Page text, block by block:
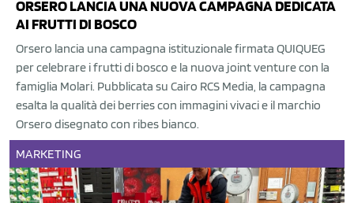
ORSERO LANCIA UNA NUOVA CAMPAGNA DEDICATA
AI FRUTTI DI BOSCO
Orsero lancia una campagna istituzionale firmata QUIQUEG
per celebrare i frutti di bosco e la nuova joint venture con la
famiglia Molari. Pubblicata su Cairo RCS Media, la campagna
esalta la qualità dei berries con immagini vivaci e il marchio
Orsero disegnato con ribes bianco.
MARKETING